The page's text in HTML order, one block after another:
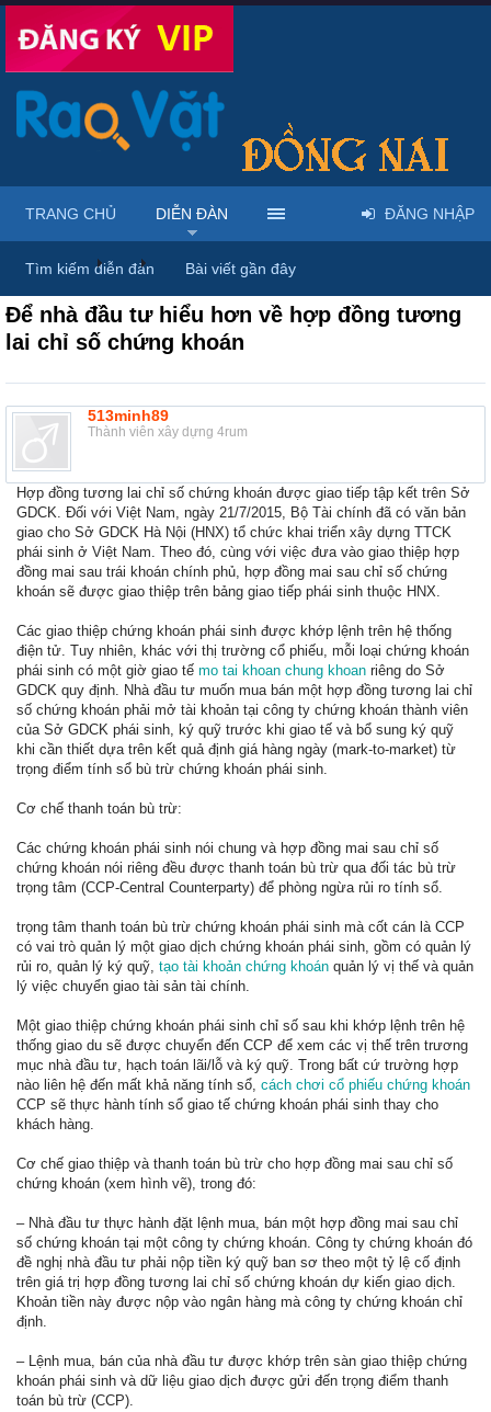
Diễn đàn ... Mua bán & sửa điện thoại
Để nhà đầu tư hiểu hơn về hợp đồng tương
lai chỉ số chứng khoán
513minh89
Thành viên xây dựng 4rum
Hợp đồng tương lai chỉ số chứng khoán được giao tiếp tập kết trên Sở
GDCK. Đối với Việt Nam, ngày 21/7/2015, Bộ Tài chính đã có văn bản
giao cho Sở GDCK Hà Nội (HNX) tổ chức khai triển xây dựng TTCK
phái sinh ở Việt Nam. Theo đó, cùng với việc đưa vào giao thiệp hợp
đồng mai sau trái khoán chính phủ, hợp đồng mai sau chỉ số chứng
khoán sẽ được giao thiệp trên bảng giao tiếp phái sinh thuộc HNX.
Các giao thiệp chứng khoán phái sinh được khớp lệnh trên hệ thống
điện tử. Tuy nhiên, khác với thị trường cổ phiếu, mỗi loại chứng khoán
phái sinh có một giờ giao tế mo tai khoan chung khoan riêng do Sở
GDCK quy định. Nhà đầu tư muốn mua bán một hợp đồng tương lai chỉ
số chứng khoán phải mở tài khoản tại công ty chứng khoán thành viên
của Sở GDCK phái sinh, ký quỹ trước khi giao tế và bổ sung ký quỹ
khi cần thiết dựa trên kết quả định giá hàng ngày (mark-to-market) từ
trọng điểm tính sổ bù trừ chứng khoán phái sinh.
Cơ chế thanh toán bù trừ:
Các chứng khoán phái sinh nói chung và hợp đồng mai sau chỉ số
chứng khoán nói riêng đều được thanh toán bù trừ qua đối tác bù trừ
trọng tâm (CCP-Central Counterparty) để phòng ngừa rủi ro tính sổ.
trọng tâm thanh toán bù trừ chứng khoán phái sinh mà cốt cán là CCP
có vai trò quản lý một giao dịch chứng khoán phái sinh, gồm có quản lý
rủi ro, quản lý ký quỹ, tạo tài khoản chứng khoán quản lý vị thế và quản
lý việc chuyển giao tài sản tài chính.
Một giao thiệp chứng khoán phái sinh chỉ số sau khi khớp lệnh trên hệ
thống giao du sẽ được chuyển đến CCP để xem các vị thế trên trương
mục nhà đầu tư, hạch toán lãi/lỗ và ký quỹ. Trong bất cứ trường hợp
nào liên hệ đến mất khả năng tính sổ, cách chơi cổ phiếu chứng khoán
CCP sẽ thực hành tính sổ giao tế chứng khoán phái sinh thay cho
khách hàng.
Cơ chế giao thiệp và thanh toán bù trừ cho hợp đồng mai sau chỉ số
chứng khoán (xem hình vẽ), trong đó:
– Nhà đầu tư thực hành đặt lệnh mua, bán một hợp đồng mai sau chỉ
số chứng khoán tại một công ty chứng khoán. Công ty chứng khoán đó
đề nghị nhà đầu tư phải nộp tiền ký quỹ ban sơ theo một tỷ lệ cố định
trên giá trị hợp đồng tương lai chỉ số chứng khoán dự kiến giao dịch.
Khoản tiền này được nộp vào ngân hàng mà công ty chứng khoán chỉ
định.
– Lệnh mua, bán của nhà đầu tư được khớp trên sàn giao thiệp chứng
khoán phái sinh và dữ liệu giao dịch được gửi đến trọng điểm thanh
toán bù trừ (CCP).
TRANG CHỦ DIỄN ĐÀN
Tìm kiếm diễn đàn Bài viết gần đây
ĐĂNG NHẬP